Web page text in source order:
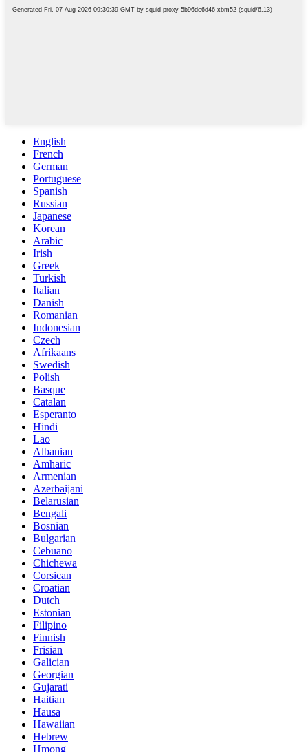
English
French
German
Portuguese
Spanish
Russian
Japanese
Korean
Arabic
Irish
Greek
Turkish
Italian
Danish
Romanian
Indonesian
Czech
Afrikaans
Swedish
Polish
Basque
Catalan
Esperanto
Hindi
Lao
Albanian
Amharic
Armenian
Azerbaijani
Belarusian
Bengali
Bosnian
Bulgarian
Cebuano
Chichewa
Corsican
Croatian
Dutch
Estonian
Filipino
Finnish
Frisian
Galician
Georgian
Gujarati
Haitian
Hausa
Hawaiian
Hebrew
Hmong